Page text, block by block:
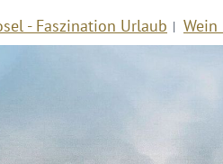
- Faszination Urlaub